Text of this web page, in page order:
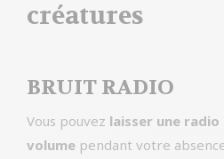
créatures
BRUIT RADIO
Vous pouvez laisser une
volume pendant votre